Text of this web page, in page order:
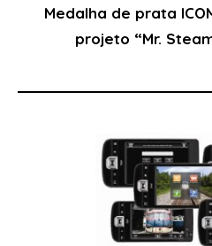
Medalha de prata
projeto “Mr.